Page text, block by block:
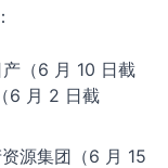
产（6 月 10 日截
6 月 2 日截
源集团（6 月 15